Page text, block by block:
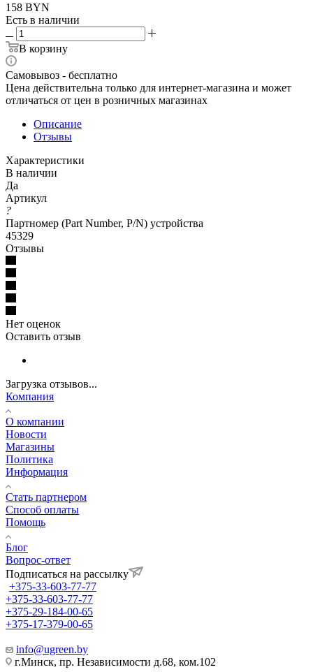
158 BYN
Есть в наличии
В корзину
Самовывоз - бесплатно
Цена действительна только для интернет-магазина и может
отличаться от цен в розничных магазинах
Описание
Отзывы
Характеристики
В наличии
Да
Артикул
?
Партномер (Part Number, P/N) устройства
45329
Отзывы
Нет оценок
Оставить отзыв
Загрузка отзывов...
Компания
О компании
Новости
Магазины
Политика
Информация
Стать партнером
Способ оплаты
Помощь
Блог
Вопрос-ответ
Подписаться на рассылку
+375-33-603-77-77
+375-33-603-77-77
+375-29-184-00-65
+375-17-379-00-65
info@ugreen.by
г.Минск, пр. Независимости д.68, ком.102